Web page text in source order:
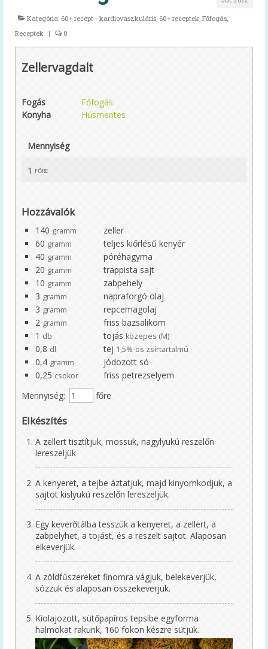
Magyar táplálkozási ajánlás –
OKOSTÁNYÉR®
BMI
Energiaigény (felnőtt)
60+ egészség
60+ egészség kiadvány
Tudástár
Szakembereknek
Szakmai információk
Élelmezésben dolgozóknak – kiadvány
EFI-munkatársaknak
60+ receptek
Kardiovaszkuláris
Egészséges táplálkozást ösztönző kórház
Dietetika 100
Aqua Challenge – a vízivás kihívás
Koronavírus
Receptek
Diéta
Diétás étkezés kiadvány
Tanácsok koronavírus-járvány idején
Kategória: 60+ recept - kardiovaszkuláris, 60+ receptek, Főfogás,
Receptek | 0
Zellervagdalt
Fogás
Főfogás
Konyha
Húsmentes
Mennyiség
1 főre
Hozzávalók
140 gramm
zeller
60 gramm
teljes kiőrlésű kenyér
40 gramm
póréhagyma
20 gramm
trappista sajt
10 gramm
zabpehely
3 gramm
napraforgó olaj
3 gramm
repcemagolaj
2 gramm
friss bazsalikom
1 db tojás közepes (M)
0,8 dl tej 1,5%-os zsírtartalmú
0,4 gramm
jódozott só
0,25 csokor
friss petrezselyem
Mennyiség:
főre
Elkészítés
A zellert tisztítjuk, mossuk, nagylyukú reszelőn
lereszeljük
A kenyeret, a tejbe áztatjuk, majd kinyomkodjuk, a
sajtot kislyukú reszelőn lereszeljük.
Egy keverőtálba tesszük a kenyeret, a zellert, a
zabpelyhet, a tojást, és a reszelt sajtot. Alaposan
elkeverjük.
A zöldfűszereket finomra vágjuk, belekeverjük,
sózzuk és alaposan összekeverjük.
Kiolajozott, sütőpapíros tepsibe egyforma
halmokat rakunk, 160 fokon készre sütjük.